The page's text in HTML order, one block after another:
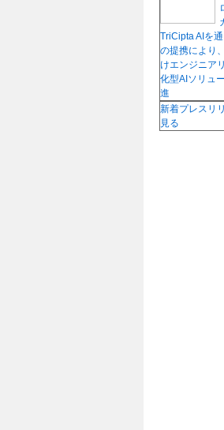
TriCipta AIを
の提携により
けエンジニア
化型AIソリュ
進
新着プレスリ
見る